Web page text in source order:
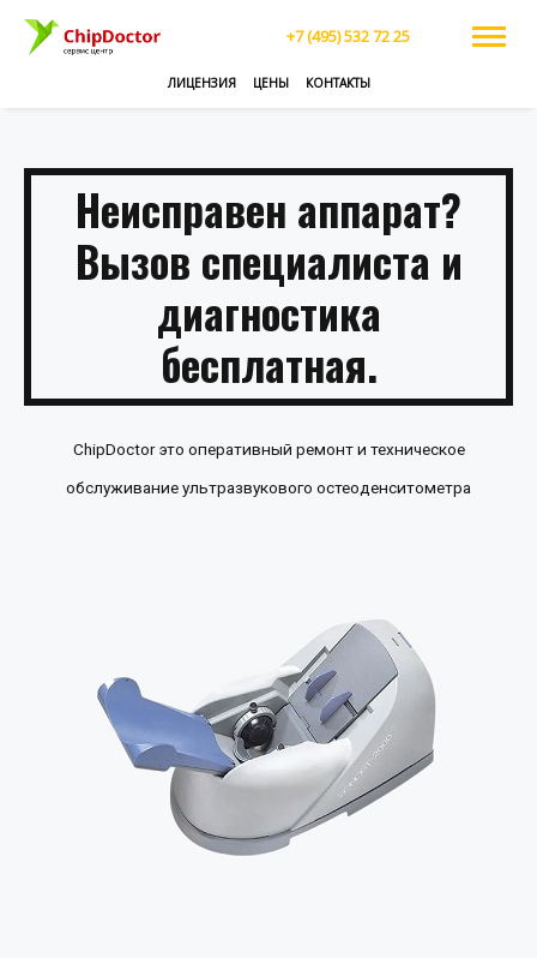
+7 (495) 532 72 25
ЛИЦЕНЗИЯ ЦЕНЫ КОНТАКТЫ
Неисправен аппарат?
Вызов специалиста и
диагностика
бесплатная.
ChipDoctor это оперативный ремонт и техническое
обслуживание ультразвукового остеоденситометра